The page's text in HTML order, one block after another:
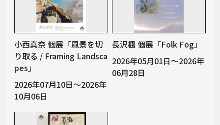
小西真奈 個展「風景を切
り取る / Framing Landsca
pes」
2026年07月10日～2026年
10月06日
長沢楓 個展「Folk Fog」
2026年05月01日～2026年
06月28日